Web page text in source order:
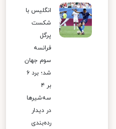
انگلیس با
شکست
پرگل
فرانسه
سوم جهان
شد؛ برد ۶
بر ۴
سه‌شیرها
در دیدار
رده‌بندی